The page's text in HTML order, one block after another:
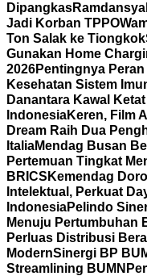
Dipangkas
Jadi Korban TPPO
Ton Salak ke Tiongkok
Gunakan Home
2026Pentingnya
Kesehatan Sistem
Danantara Kawal
IndonesiaKeren, Film
Dream Raih Dua
ItaliaMendag Busan
Pertemuan Tingkat
BRICS Kemendag
Intelektual, Perkuat
IndonesiaPelindo
Menuju Pertumbuhan
Perluas Distribusi
ModernSinergi BP
Streamlining BUMN